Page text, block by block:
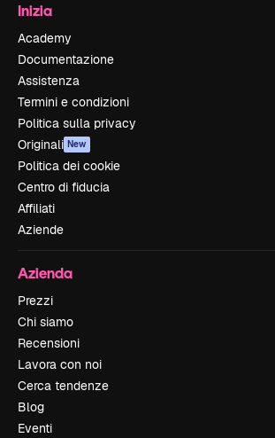
Inizia
Academy
Documentazione
Assistenza
Termini e condizioni
Politica sulla privacy
Originali New
Politica dei cookie
Centro di fiducia
Affiliati
Aziende
Azienda
Prezzi
Chi siamo
Recensioni
Lavora con noi
Cerca tendenze
Blog
Eventi